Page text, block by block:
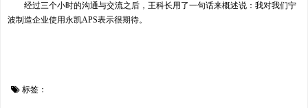
经过三个小时的沟通与交流之后，王科长用了一句话来概述说：我对我们宁
波制造企业使用永凯APS表示很期待。
标签：